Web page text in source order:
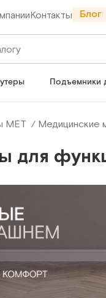
Контакты Блог
Подъемники
МЕТ Медицинские
для